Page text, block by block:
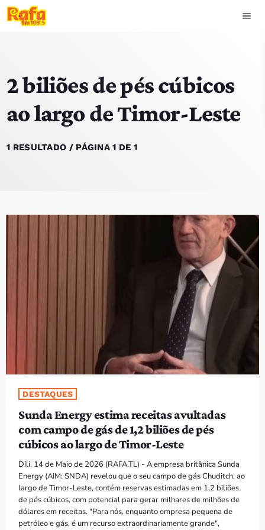
menu
play_arrow OUVIR RAFA
HOME
CONTACTOS
PORTUGUÊS
PORTUGUÊS
PRÓXIMOS PROGRAMAS
Bom dia RAFA
7:00 AM - 10:00 AM
2 biliões de pés cúbicos
ao largo de Timor-Leste
1 RESULTADO / PÁGINA 1 DE 1
DESTAQUES
Sunda Energy estima receitas avultadas
com campo de gás de 1,2 biliões de pés
cúbicos ao largo de Timor-Leste
Díli, 14 de Maio de 2026 (RAFA.TL) - A empresa britânica Sunda
Energy (AIM: SNDA) revelou que o seu campo de gás Chuditch, ao
largo de Timor-Leste, contém reservas estimadas em 1,2 biliões
de pés cúbicos, com potencial para gerar milhares de milhões de
dólares em receitas. "Para nós, enquanto empresa pequena de
petróleo e gás, é um recurso extraordinariamente grande",